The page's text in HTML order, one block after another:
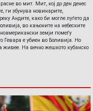
во мит. Мит, кој до ден денес
ги збунува новинарите,
Андите, како би могле луѓето да
во кањоните на небеските
земји помеѓу
Гевара е убиен во Боливија. Но
живее. На вечно жешкото кубанско